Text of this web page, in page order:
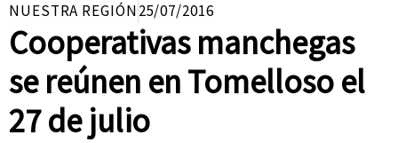
NUESTRA REGIÓN25/07/2016
Cooperativas manchegas
se reúnen en Tomelloso el
27 de julio